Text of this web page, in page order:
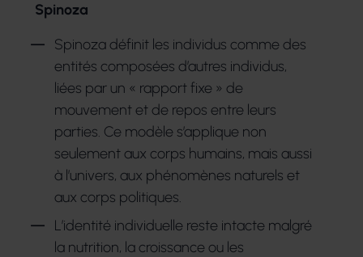
Spinoza
Spinoza définit les individus comme des
entités composées d’autres individus,
liées par un « rapport fixe » de
mouvement et de repos entre leurs
parties. Ce modèle s’applique non
seulement aux corps humains, mais aussi
à l’univers, aux phénomènes naturels et
aux corps politiques.
L’identité individuelle reste intacte malgré
la nutrition, la croissance ou les